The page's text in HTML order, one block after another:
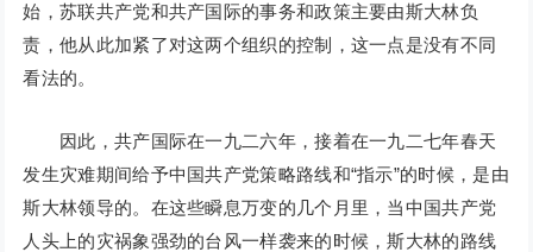
始，苏联共产党和共产国际的事务和政策主要由斯大林负
责，他从此加紧了对这两个组织的控制，这一点是没有不同
看法的。
因此，共产国际在一九二六年，接着在一九二七年春天
发生灾难期间给予中国共产党策略路线和“指示”的时候，是由
斯大林领导的。在这些瞬息万变的几个月里，当中国共产党
人头上的灾祸象强劲的台风一样袭来的时候，斯大林的路线